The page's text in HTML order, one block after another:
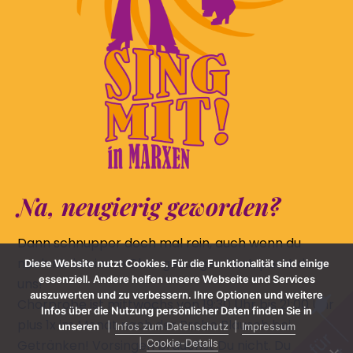
Na, neugierig geworden?
Dann schnupper doch mal rein, auch wenn du
noch nie in einem Chor gesungen hast, passt du zu
uns!
Chorprobe ist mittwochs von 19:30 Uhr bis 21:00 Uhr
plus 1x im Monat nach der Probe Plausch bei
Getränken! Vorsingen brauchst Du nicht. Du
Diese Website nutzt Cookies. Für die Funktionalität sind einige
essenziell. Andere helfen unsere Webseite und Services
auszuwerten und zu verbessern. Ihre Optionen und weitere
Infos über die Nutzung persönlicher Daten finden Sie in
unseren
Infos zum Datenschutz
Impressum
Cookie-Details